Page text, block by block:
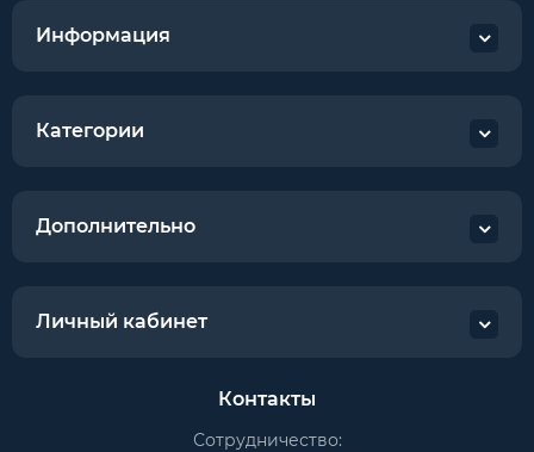
Информация
Категории
Дополнительно
Личный кабинет
Контакты
Сотрудничество: